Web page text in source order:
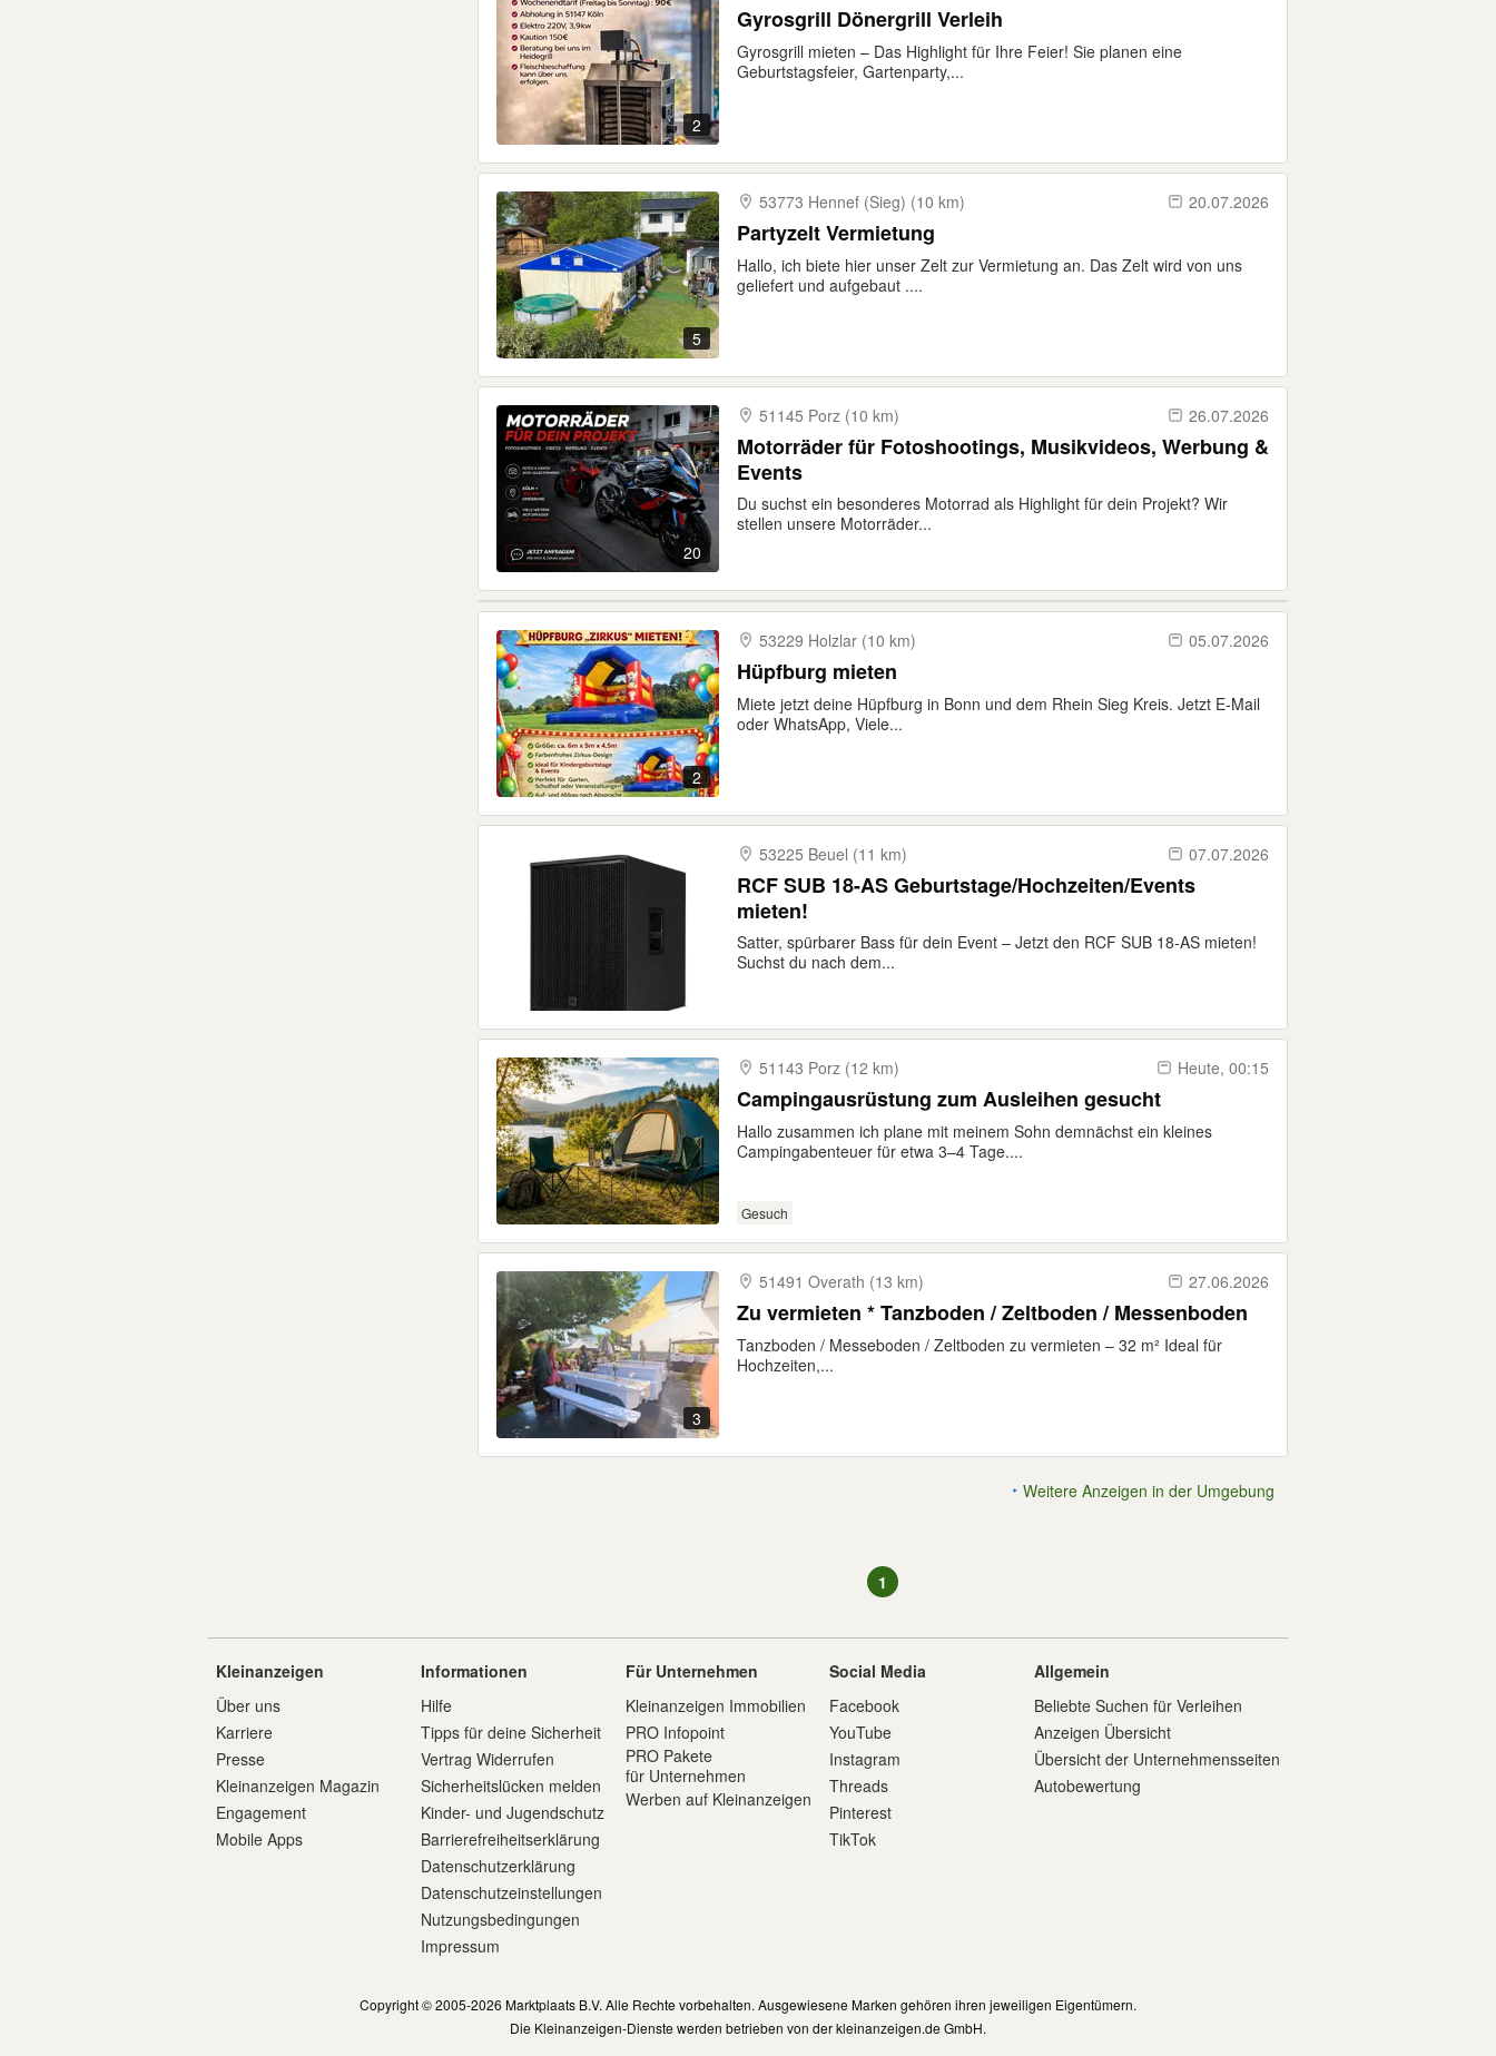
2
Gyrosgrill Dönergrill Verleih
Gyrosgrill mieten – Das Highlight für Ihre Feier! Sie planen eine
Geburtstagsfeier, Gartenparty,...
5
53773 Hennef (Sieg) (10 km) 20.07.2026
Partyzelt Vermietung
Hallo, ich biete hier unser Zelt zur Vermietung an. Das Zelt wird von uns
geliefert und aufgebaut ....
20
51145 Porz (10 km) 26.07.2026
Motorräder für Fotoshootings, Musikvideos, Werbung &
Events
Du suchst ein besonderes Motorrad als Highlight für dein Projekt? Wir
stellen unsere Motorräder...
2
53229 Holzlar (10 km) 05.07.2026
Hüpfburg mieten
Miete jetzt deine Hüpfburg in Bonn und dem Rhein Sieg Kreis. Jetzt E-Mail
oder WhatsApp, Viele...
53225 Beuel (11 km) 07.07.2026
RCF SUB 18-AS Geburtstage/Hochzeiten/Events
mieten!
Satter, spürbarer Bass für dein Event – Jetzt den RCF SUB 18-AS mieten!
Suchst du nach dem...
51143 Porz (12 km) Heute, 00:15
Campingausrüstung zum Ausleihen gesucht ️
Hallo zusammen ich plane mit meinem Sohn demnächst ein kleines
Campingabenteuer für etwa 3–4 Tage....
Gesuch
3
51491 Overath (13 km) 27.06.2026
Zu vermieten * Tanzboden / Zeltboden / Messenboden
Tanzboden / Messeboden / Zeltboden zu vermieten – 32 m² Ideal für
Hochzeiten,...
Weitere Anzeigen in der Umgebung
1
Kleinanzeigen
Über uns
Karriere
Presse
Kleinanzeigen Magazin
Engagement
Mobile Apps
Informationen
Hilfe
Tipps für deine Sicherheit
Vertrag Widerrufen
Sicherheitslücken melden
Kinder- und Jugendschutz
Barrierefreiheitserklärung
Datenschutzerklärung
Datenschutzeinstellungen
Nutzungsbedingungen
Impressum
Für Unternehmen
Kleinanzeigen Immobilien
PRO Infopoint
PRO Pakete
für Unternehmen
Werben auf Kleinanzeigen
Social Media
Facebook
YouTube
Instagram
Threads
Pinterest
TikTok
Allgemein
Beliebte Suchen für Verleihen
Anzeigen Übersicht
Übersicht der Unternehmensseiten
Autobewertung
Copyright © 2005-2026 Marktplaats B.V. Alle Rechte vorbehalten. Ausgewiesene Marken gehören ihren jeweiligen Eigentümern.
Die Kleinanzeigen-Dienste werden betrieben von der kleinanzeigen.de GmbH.